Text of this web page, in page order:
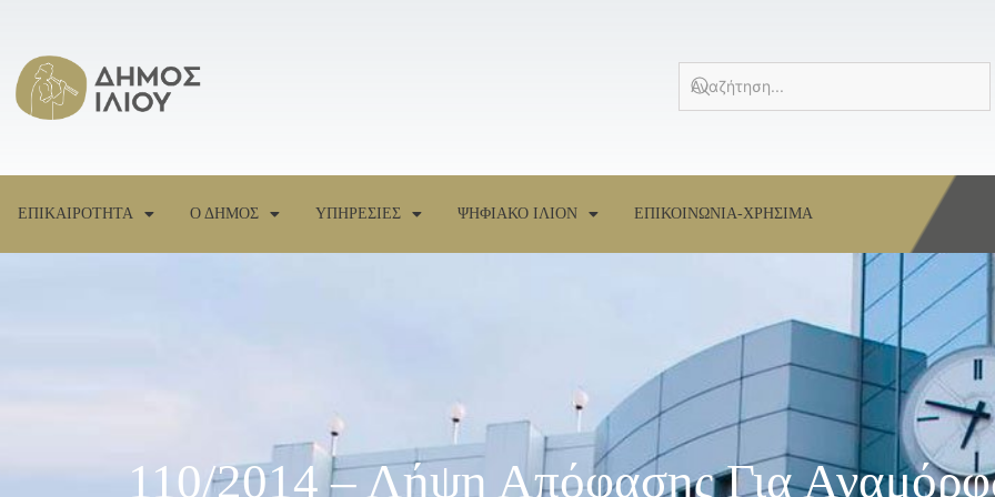
ΕΠΙΚΑΙΡΟΤΗΤΑ Ο ΔΗΜΟΣ ΥΠΗΡΕΣΙΕΣ ΨΗΦΙΑΚΟ ΙΛΙΟΝ ΕΠΙΚΟΙΝΩΝΙΑ-ΧΡΗΣΙΜΑ
110/2014 – Λήψη Απόφασης Για